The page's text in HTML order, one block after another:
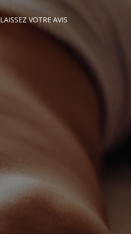
LAISSEZ VOTRE AVIS